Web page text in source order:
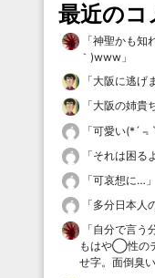
最近のコ
「神聖かも知
｀)www 」
「大阪に逃げ
「大阪の姉貴
「可愛い
「それは困る
「可哀想に… 」
「多分日本人
「自分で言う
もはや◯性の
せ字。面倒臭